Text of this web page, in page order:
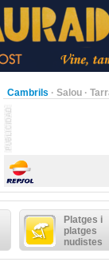
Cambrils · Salou ·
Platges i
platges
nudistes